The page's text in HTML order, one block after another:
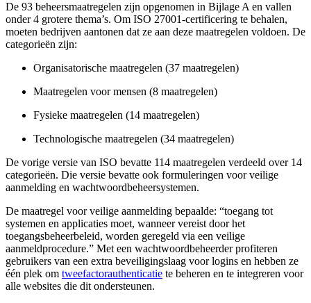
De 93 beheersmaatregelen zijn opgenomen in Bijlage A en vallen
onder 4 grotere thema’s. Om ISO 27001-certificering te behalen,
moeten bedrijven aantonen dat ze aan deze maatregelen voldoen. De
categorieën zijn:
Organisatorische maatregelen (37 maatregelen)
Maatregelen voor mensen (8 maatregelen)
Fysieke maatregelen (14 maatregelen)
Technologische maatregelen (34 maatregelen)
De vorige versie van ISO bevatte 114 maatregelen verdeeld over 14
categorieën. Die versie bevatte ook formuleringen voor veilige
aanmelding en wachtwoordbeheersystemen.
De maatregel voor veilige aanmelding bepaalde: “toegang tot
systemen en applicaties moet, wanneer vereist door het
toegangsbeheerbeleid, worden geregeld via een veilige
aanmeldprocedure.” Met een wachtwoordbeheerder profiteren
gebruikers van een extra beveiligingslaag voor logins en hebben ze
één plek om tweefactorauthenticatie te beheren en te integreren voor
alle websites die dit ondersteunen.